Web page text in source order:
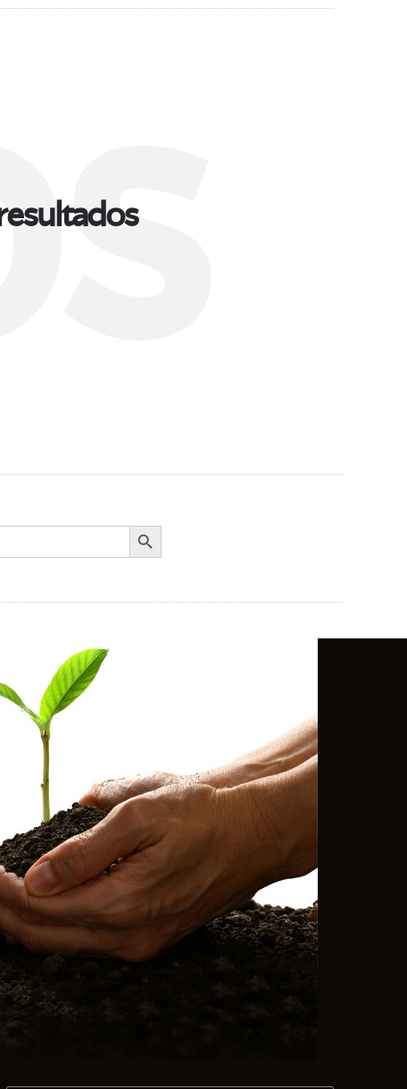
Search Button